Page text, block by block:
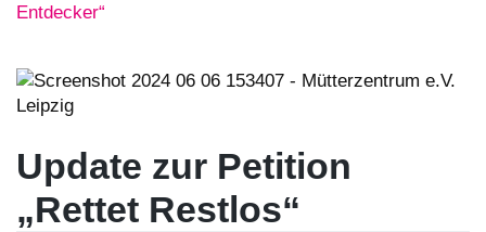
Entdecker“
Update zur Petition
„Rettet Restlos“